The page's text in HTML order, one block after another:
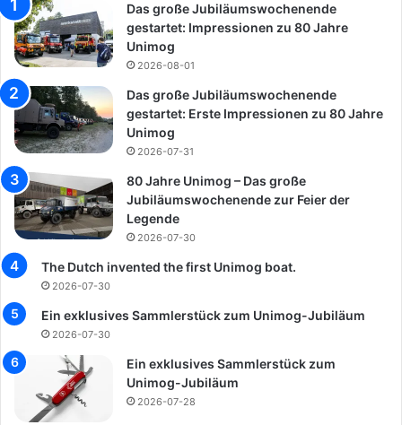
k
e
Das große Jubiläumswochenende
gestartet: Impressionen zu 80 Jahre
Unimog
2026-08-01
Das große Jubiläumswochenende
gestartet: Erste Impressionen zu 80 Jahre
Unimog
2026-07-31
80 Jahre Unimog – Das große
Jubiläumswochenende zur Feier der
Legende
2026-07-30
The Dutch invented the first Unimog boat.
2026-07-30
Ein exklusives Sammlerstück zum Unimog-Jubiläum
2026-07-30
Ein exklusives Sammlerstück zum
Unimog-Jubiläum
2026-07-28